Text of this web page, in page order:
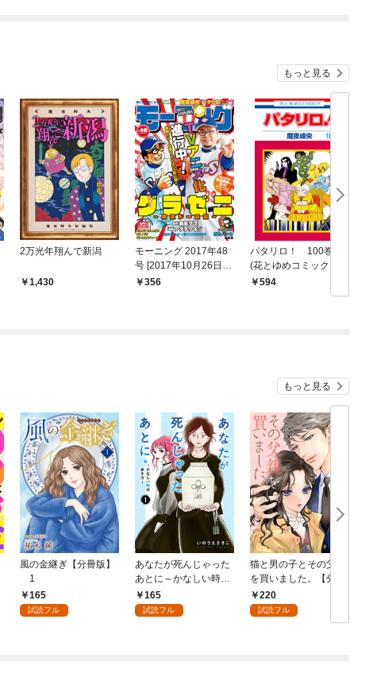
もっと見る
2万光年翔んで新潟
1,430
モーニング 2017年48
号 [2017年10月26日発
売]356
パタリロ！ 100巻
(花とゆめコミックス
版)594
もっと見る
風の金継ぎ【分冊版】
1
165
試読フル
あなたが死んじゃった
あとに～かなしい時の
歩き方～【分冊版】
1
165
試読フル
猫と男の子とその父親
を買いました。【分冊
版】 1
220
試読フル